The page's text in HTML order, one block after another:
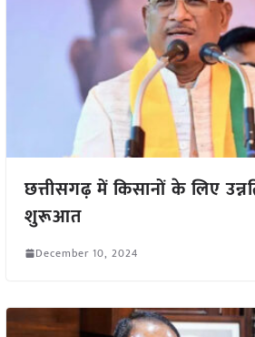
छत्तीसगढ़ में किसानों के लिए
शुरूआत
December 10, 2024